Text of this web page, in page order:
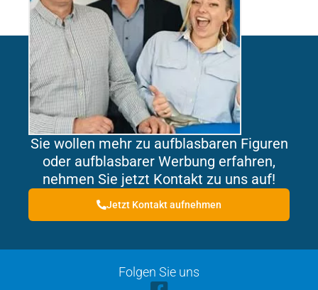
Sie wollen mehr zu aufblasbaren Figuren
oder aufblasbarer Werbung erfahren,
nehmen Sie jetzt Kontakt zu uns auf!
Jetzt Kontakt aufnehmen
Folgen Sie uns